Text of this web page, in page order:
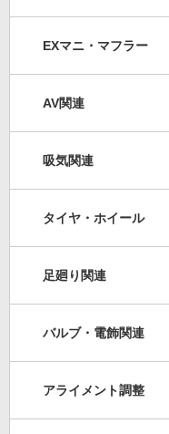
EXマニ・マフラー
AV関連
吸気関連
タイヤ・ホイール
足廻り関連
バルブ・電飾関連
アライメント調整